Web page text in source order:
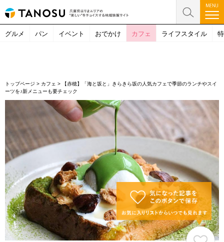
グルメ パン イベント おでかけ カフェ ライフスタイル
トップページ > カフェ >
【赤穂】「海と坂と」きらきら坂の人気カフェで季節のランチやスイ
ーツを♪新メニューも要チェック